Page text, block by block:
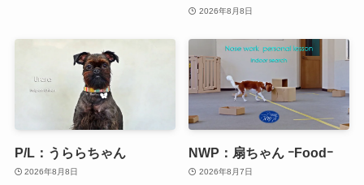
2026年8月8日
P/L：うららちゃん
2026年8月8日
NWP：扇ちゃん ｰFoodｰ
2026年8月7日